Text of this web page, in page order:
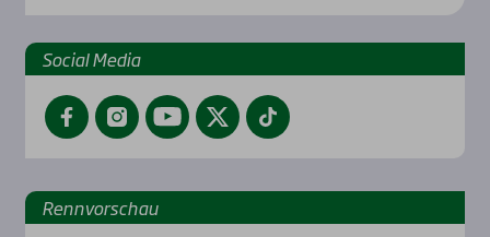
Social Media
FacebookInstagramYouTubeTwitterTikTok
Renn­vor­schau